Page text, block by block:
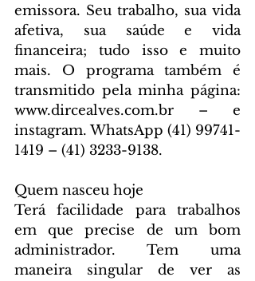
emissora. Seu trabalho, sua vida
afetiva, sua saúde e vida
financeira; tudo isso e muito
mais. O programa também é
transmitido pela minha página:
www.dircealves.com.br – e
instagram. WhatsApp (41) 99741-
1419 – (41) 3233-9138.
Quem nasceu hoje
Terá facilidade para trabalhos
em que precise de um bom
administrador. Tem uma
maneira singular de ver as